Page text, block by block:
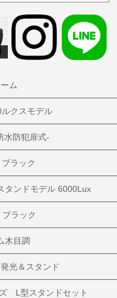
ム
クスモデル
水防犯扉式-
ラック
タンドモデル 6000Lux
ラック
木目調
光＆スタンド
L型スタンドセット